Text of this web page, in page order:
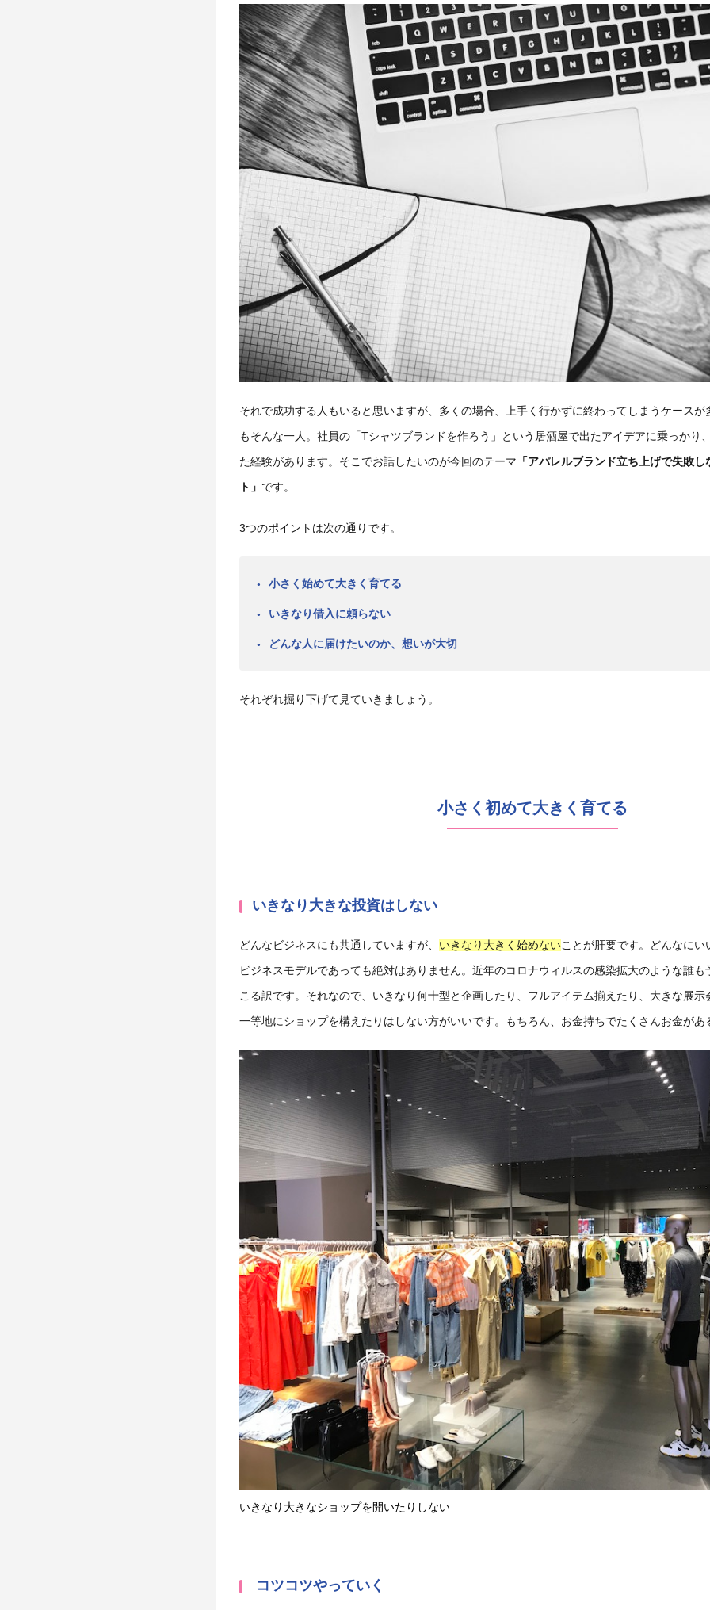
それで成功する人もいると思いますが、多くの場合、上手く行かずに終わってしまうケースが
もそんな一人。社員の「Tシャツブランドを作ろう」という居酒屋で出たアイデアに乗っかり
た経験があります。そこでお話したいのが今回のテーマ 「アパレルブランド立ち上げで失敗
ト」 です。
3つのポイントは次の通りです。
小さく始めて大きく育てる
いきなり借入に頼らない
どんな人に届けたいのか、想いが大切
それぞれ掘り下げて見ていきましょう。
小さく初めて大きく育てる
いきなり大きな投資はしない
どんなビジネスにも共通していますが、 いきなり大きく始めないことが肝要です。どんなに
ビジネスモデルであっても絶対はありません。近年のコロナウィルスの感染拡大のような誰
こる訳です。それなので、いきなり何十型と企画したり、フルアイテム揃えたり、大きな展示
一等地にショップを構えたりはしない方がいいです。もちろん、お金持ちでたくさんお金があ
いきなり大きなショップを開いたりしない
コツコツやっていく